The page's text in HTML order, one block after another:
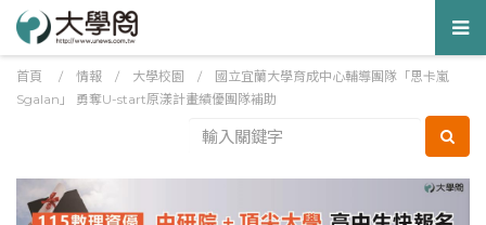
首頁 / 情報 / 大學校園 /
國立宜蘭大學育成中心輔導團隊「思卡嵐
Sgalan」 勇奪U-start原漾計畫績優團隊補助